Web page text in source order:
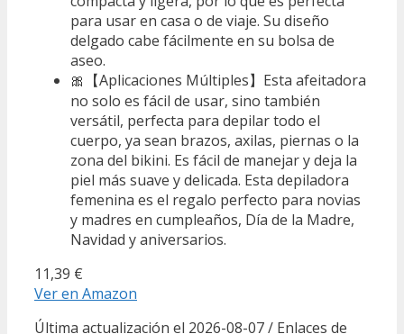
para usar en casa o de viaje. Su diseño
delgado cabe fácilmente en su bolsa de
aseo.
🎀【Aplicaciones Múltiples】Esta afeitadora
no solo es fácil de usar, sino también
versátil, perfecta para depilar todo el
cuerpo, ya sean brazos, axilas, piernas o la
zona del bikini. Es fácil de manejar y deja la
piel más suave y delicada. Esta depiladora
femenina es el regalo perfecto para novias
y madres en cumpleaños, Día de la Madre,
Navidad y aniversarios.
11,39 €
Ver en Amazon
Última actualización el 2026-08-07 / Enlaces de